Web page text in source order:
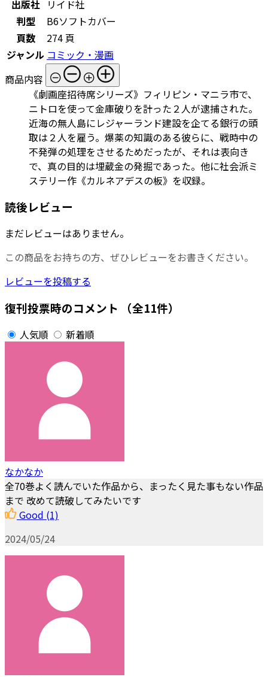
出版社
リイド社
判型
B6ソフトカバー
頁数
274 頁
ジャンル コミック・漫画
商品内容
《劇画座招待席シリーズ》フィリピン・マニラ市で、
ニトロを使って金庫破りを計った２人が逮捕された。
近海の無人島にレジャーランド建設を企てる銀行の頭
取は２人を雇う。爆薬の知識のある彼らに、戦時中の
不発弾の処理をさせるためだったが、それは表向き
で、真の目的は埋蔵金の発掘であった。他に社会派ミ
ステリー作《カルネアデスの板》を収録。
読後レビュー
まだレビューはありません。
この商品をお持ちの方、ぜひレビューをお書きください。
レビューを投稿する
復刊投票時のコメント （全11件）
人気順 新着順
なかなか
全70巻よく読んでいた作品から、まったく見た事もない作品
まで 改めて読破してみたいです
Good (1)
2024/05/24